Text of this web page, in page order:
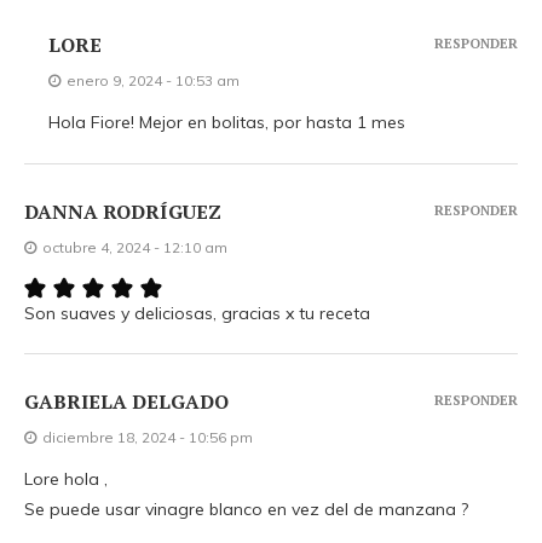
LORE
enero 9, 2024 - 10:53 am
Hola Fiore! Mejor en bolitas, por hasta 1 mes
RESPONDER
DANNA RODRÍGUEZ
octubre 4, 2024 - 12:10 am
Son suaves y deliciosas, gracias x tu receta
RESPONDER
GABRIELA DELGADO
diciembre 18, 2024 - 10:56 pm
Lore hola ,
Se puede usar vinagre blanco en vez del de manzana ?
RESPONDER